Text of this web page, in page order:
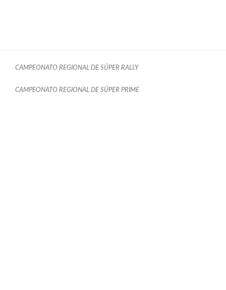
CAMPEONATO REGIONAL DE SÚPER RALLY
CAMPEONATO REGIONAL DE SÚPER PRIME